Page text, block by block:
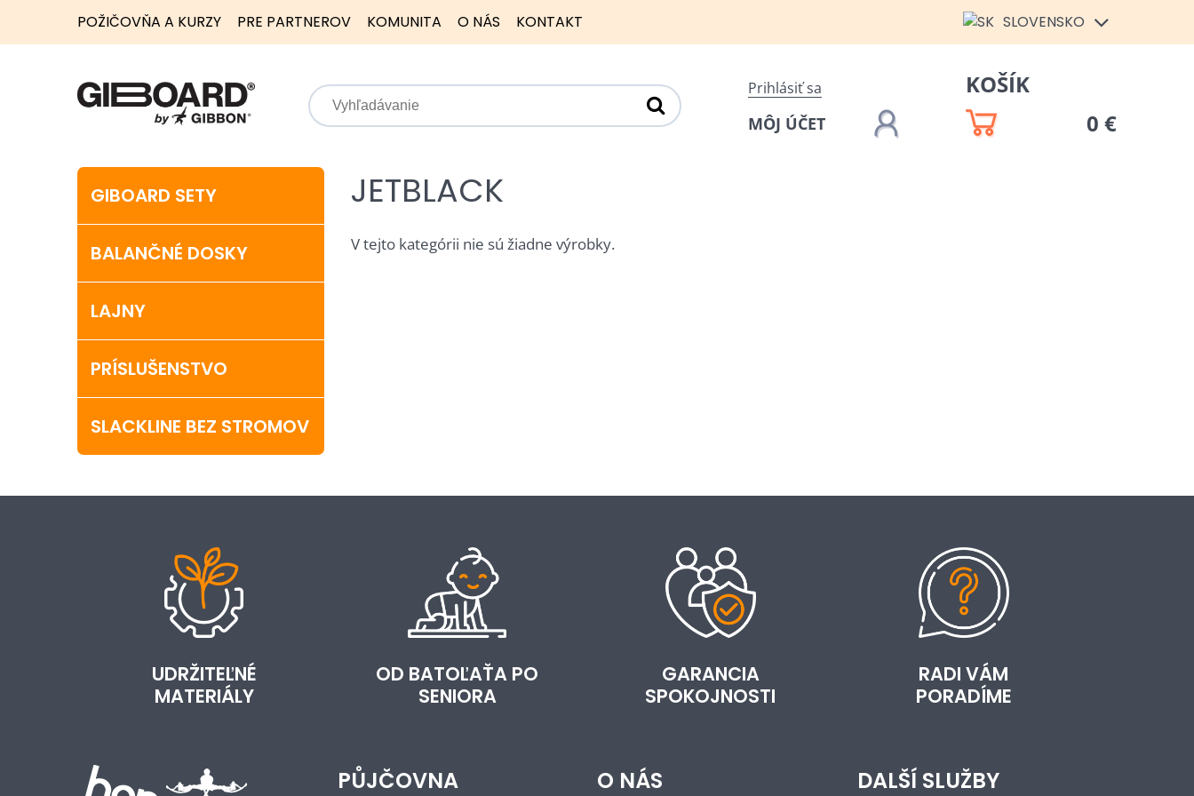
POŽIČOVŇA A KURZY PRE PARTNEROV KOMUNITA O NÁS KONTAKT SLOVENSKO
Prihlásiť sa
MÔJ ÚČET
KOŠÍK
0 €
GIBOARD SETY
BALANČNÉ DOSKY
LAJNY
PRÍSLUŠENSTVO
SLACKLINE BEZ STROMOV
JETBLACK
V tejto kategórii nie sú žiadne výrobky.
UDRŽITEĽNÉ
MATERIÁLY
OD BATOĽAŤA PO
SENIORA
GARANCIA
SPOKOJNOSTI
RADI VÁM
PORADÍME
PŮJČOVNA O NÁS DALŠÍ SLUŽBY